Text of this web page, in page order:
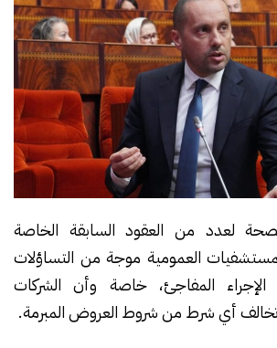
لعدد من العقود السابقة الخاصة
العمومية موجة من التساؤلات
المفاجئ، خاصة وأن الشركات
تخالف أي شرط من شروط العروض المبرمة.